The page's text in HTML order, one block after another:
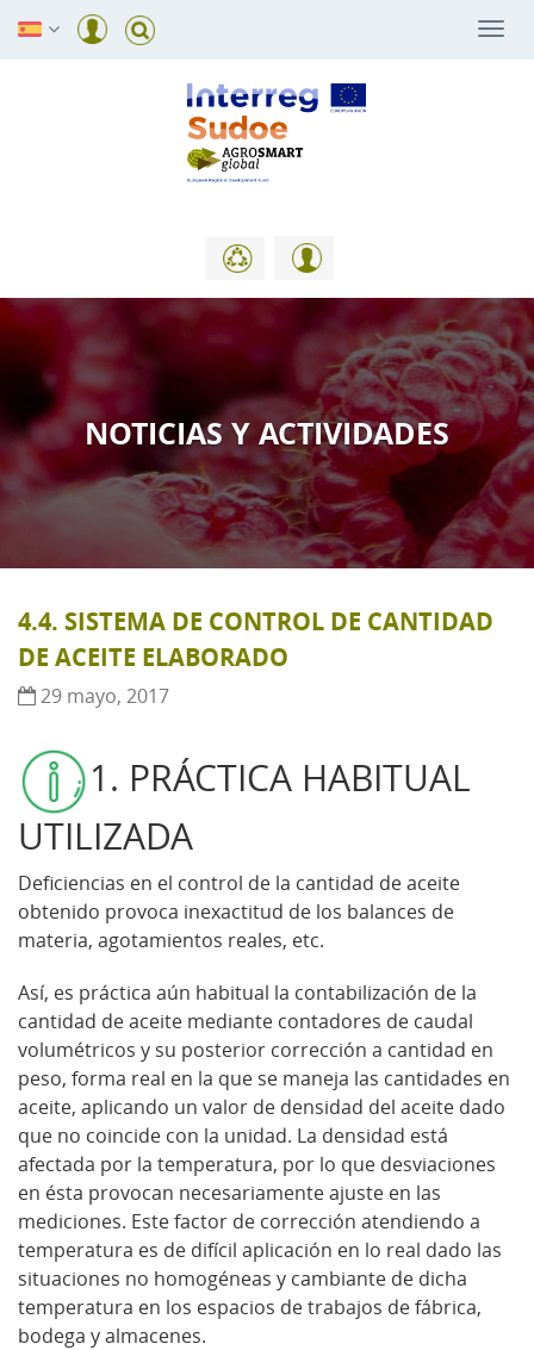
NOTICIAS Y ACTIVIDADES
4.4. SISTEMA DE CONTROL DE CANTIDAD
DE ACEITE ELABORADO
29 mayo, 2017
1. PRÁCTICA HABITUAL
UTILIZADA
Deficiencias en el control de la cantidad de aceite
obtenido provoca inexactitud de los balances de
materia, agotamientos reales, etc.
Así, es práctica aún habitual la contabilización de la
cantidad de aceite mediante contadores de caudal
volumétricos y su posterior corrección a cantidad en
peso, forma real en la que se maneja las cantidades en
aceite, aplicando un valor de densidad del aceite dado
que no coincide con la unidad. La densidad está
afectada por la temperatura, por lo que desviaciones
en ésta provocan necesariamente ajuste en las
mediciones. Este factor de corrección atendiendo a
temperatura es de difícil aplicación en lo real dado las
situaciones no homogéneas y cambiante de dicha
temperatura en los espacios de trabajos de fábrica,
bodega y almacenes.